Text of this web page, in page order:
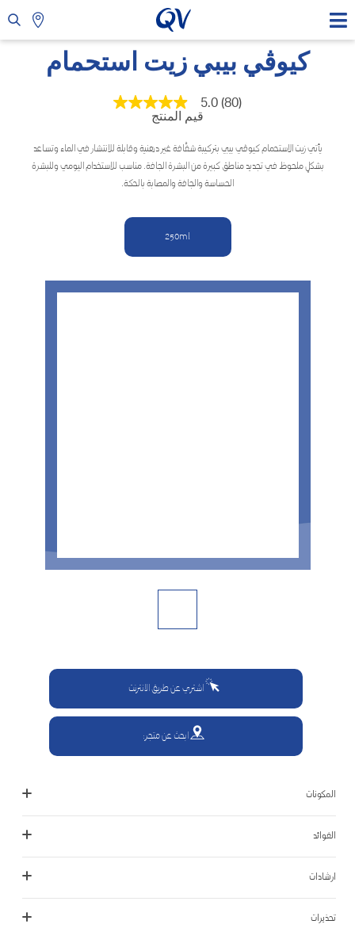
كيوڤي بيبي زيت استحمام
متوسط
هو
5.0
من
80
رابط
نفس
5.0 (80)
قيم المنتج
يأتي زيت الاستحمام كيوڤي بيبي بتركيبة شفَّافة غير دهنية وقابلة للانتشار في الماء وتساعد
بشكلٍ ملحوظ في تجديد مناطق كبيرة من البشرة الجافة. مناسب للاستخدام اليومي وللبشرة
الحساسة والجافة والمصابة بالحكة.
250ml
اشتري عن طريق الانترنت
ابحث عن متجر:
المكونات
الفوائد
ارشادات
تحذيرات